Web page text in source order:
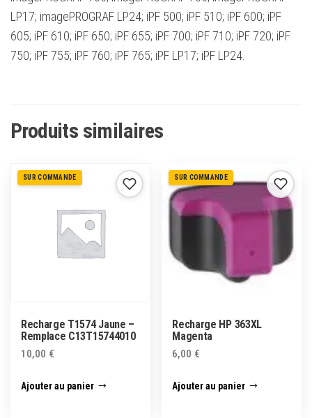
LP17; imagePROGRAF LP24; iPF 500; iPF 510; iPF 600; iPF
605; iPF 610; iPF 650; iPF 655; iPF 700; iPF 710; iPF 720; iPF
750; iPF 755; iPF 760; iPF 765; iPF LP17; iPF LP24.
Produits similaires
SUR COMMANDE
Recharge T1574 Jaune –
Remplace C13T15744010
10,00 €
Ajouter au panier
SUR COMMANDE
Recharge HP 363XL
Magenta
6,00 €
Ajouter au panier